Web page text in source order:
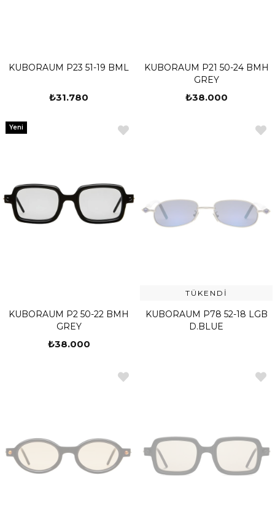
KUBORAUM P23 51-19 BML
₺31.780
KUBORAUM P21 50-24 BMH
GREY
₺38.000
KUBORAUM P2 50-22 BMH
GREY
₺38.000
Yeni
TÜKENDI
KUBORAUM P78 52-18 LGB
D.BLUE